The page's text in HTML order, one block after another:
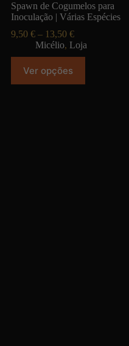
Spawn de Cogumelos para
Inoculação | Várias Espécies
9,50 € – 13,50 €
Micélio, Loja
Ver opções